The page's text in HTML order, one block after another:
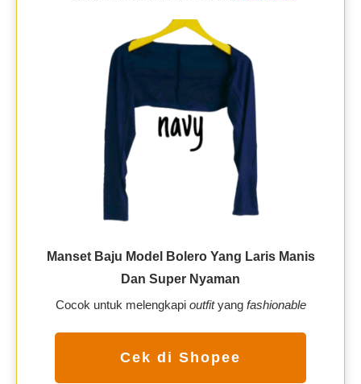
Manset Baju Model Bolero Yang Laris Manis
Dan Super Nyaman
Cocok untuk melengkapi outfityang fashionable
Cek di Shopee